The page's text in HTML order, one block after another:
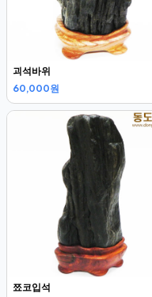
괴석바위
60,000원
쬬코입석